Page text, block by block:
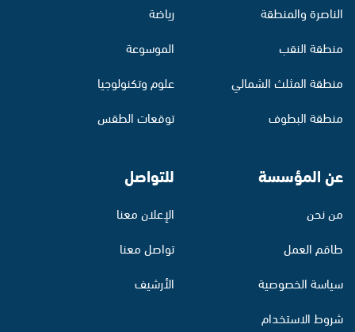
الناصرة والمنطقة
منطقة النقب
منطقة المثلث الشمالي
منطقة البطوف
رياضة
الموسوعة
علوم وتكنولوجيا
توقعات الطقس
عن المؤسسة
من نحن
طاقم العمل
سياسة الخصوصية
شروط الاستخدام
للتواصل
الإعلان معنا
تواصل معنا
الأرشيف